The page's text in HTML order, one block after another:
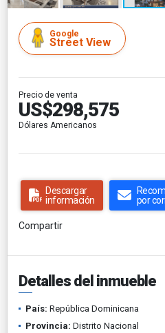
Google
Street View
Precio de venta
US$298,575
Dólares Americanos
Descargar
información
por
Compartir
Detalles del inmueble
País: República Dominicana
Provincia: Distrito Nacional